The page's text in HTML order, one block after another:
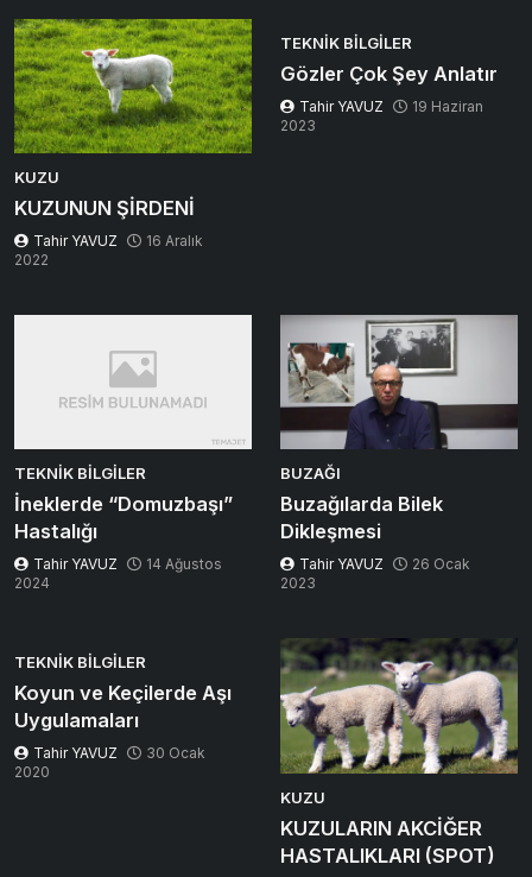
KUZU
KUZUNUN ŞİRDENİ
Tahir YAVUZ
16 Aralık
2022
TEKNIK BILGILER
Gözler Çok Şey Anlatır
Tahir YAVUZ
19 Haziran
2023
TEKNIK BILGILER
İneklerde “Domuzbaşı”
Hastalığı
Tahir YAVUZ
14 Ağustos
2024
BUZAĞI
Buzağılarda Bilek
Dikleşmesi
Tahir YAVUZ
26 Ocak
2023
TEKNIK BILGILER
Koyun ve Keçilerde Aşı
Uygulamaları
Tahir YAVUZ
30 Ocak
2020
KUZU
KUZULARIN AKCİĞER
HASTALIKLARI (SPOT)